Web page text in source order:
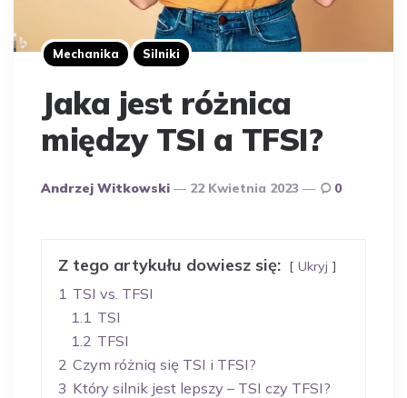
Mechanika Silniki
Jaka jest różnica
między TSI a TFSI?
Opublikowany
Andrzej Witkowski 22 Kwietnia 2023 0
Z tego artykułu dowiesz się: Ukryj
1 TSI vs. TFSI
1.1 TSI
1.2 TFSI
2 Czym różnią się TSI i TFSI?
3 Który silnik jest lepszy – TSI czy TFSI?